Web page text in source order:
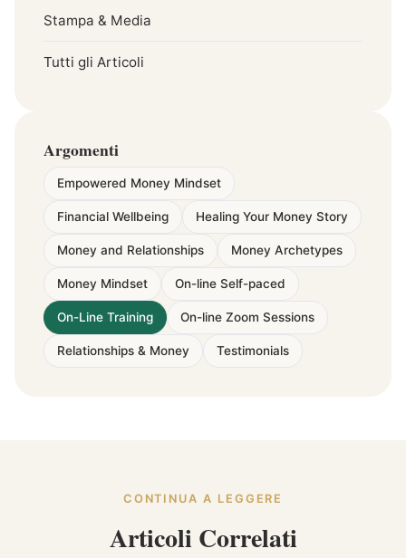
Stampa & Media
Tutti gli Articoli
Argomenti
Empowered Money Mindset
Financial Wellbeing Healing Your Money Story
Money and Relationships Money Archetypes
Money Mindset On-line Self-paced
On-Line Training On-line Zoom Sessions
Relationships & Money Testimonials
CONTINUA A LEGGERE
Articoli Correlati